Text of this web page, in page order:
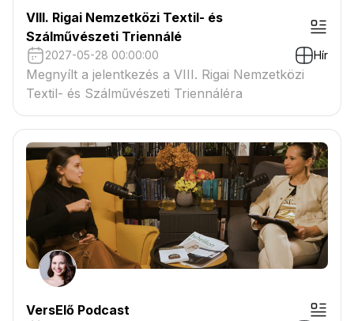
VIII. Rigai Nemzetközi Textil- és
Szálművészeti Triennálé
2027-05-28 00:00:00 Hír
Megnyílt a jelentkezés a VIII. Rigai Nemzetközi
Textil- és Szálművészeti Triennáléra
VersElő Podcast